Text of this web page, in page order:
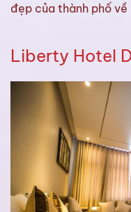
đẹp của thành phố về
Liberty Hotel